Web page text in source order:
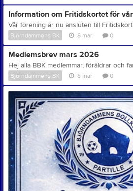
Information om Fritidskortet för
Björndammens BK 8 mar 0
Medlemsbrev mars 2026
Björndammens BK 8 mar 0